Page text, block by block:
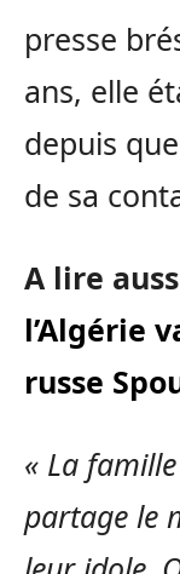
presse
ans, elle
depuis
de sa
A lire
l’Algérie
russe
« La
partage le